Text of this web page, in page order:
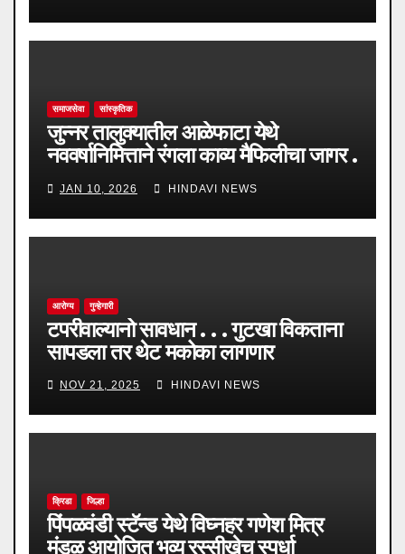
समाजसेवा सांस्कृतिक
जुन्नर तालुक्यातील आळेफाटा येथे
नववर्षानिमित्ताने रंगला काव्य मैफिलीचा जागर .
. JAN 10, 2026 HINDAVI NEWS
आरोग्य गुन्हेगारी
टपरीवाल्यानो सावधान . . . गुटखा विकताना
सापडला तर थेट मकोका लागणार
NOV 21, 2025 HINDAVI NEWS
क्रिडा जिल्हा
पिंपळवंडी स्टॅन्ड येथे विघ्नहर गणेश मित्र
मंडळ आयोजित भव्य रस्सीखेच स्पर्धा